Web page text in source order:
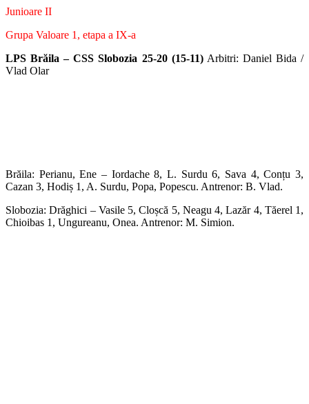
Junioare II
Grupa Valoare 1, etapa a IX-a
LPS Brăila – CSS Slobozia 25-20 (15-11)Arbitri: Daniel Bida /
Vlad Olar
Brăila: Perianu, Ene – Iordache 8, L. Surdu 6, Sava 4, Conțu 3,
Cazan 3, Hodiș 1, A. Surdu, Popa, Popescu. Antrenor: B. Vlad.
Slobozia: Drăghici – Vasile 5, Cloșcă 5, Neagu 4, Lazăr 4, Tăerel 1,
Chioibas 1, Ungureanu, Onea. Antrenor: M. Simion.